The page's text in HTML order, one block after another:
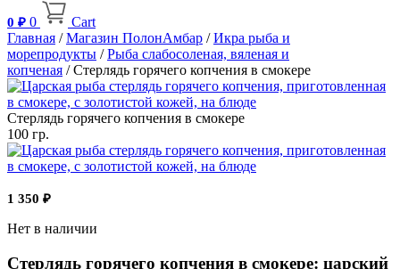
0 ₽ 0
Cart
Главная /Магазин ПолонАмбар /Икра рыба и
морепродукты /Рыба слабосоленая, вяленая и
копченая / Стерлядь горячего копчения в смокере
Стерлядь горячего копчения в смокере
100 гр.
1 350 ₽
Нет в наличии
Стерлядь горячего копчения в смокере: царский